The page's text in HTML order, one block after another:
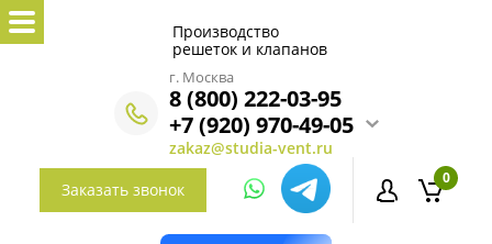
Производство
решеток и клапанов
г. Москва
8 (800) 222-03-95
+7 (920) 970-49-05
zakaz@studia-vent.ru
Заказать звонок
0